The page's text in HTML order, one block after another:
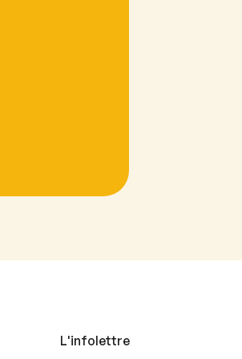
L'infolettre